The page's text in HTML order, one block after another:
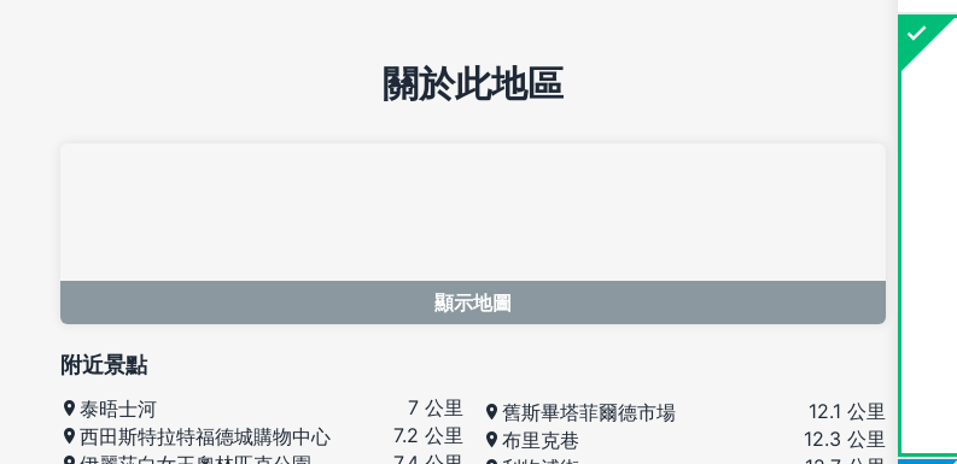
關於此地區
顯示地圖
附近景點
泰晤士河
7 公里
西田斯特拉特福德城購物中心
7.2 公里
舊斯畢塔菲爾德市場
12.1 公里
布里克巷
12.3 公里